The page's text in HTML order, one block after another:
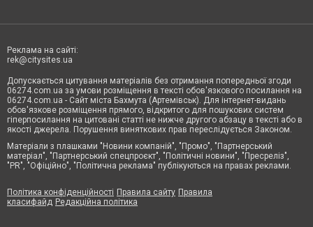
Реклама на сайті:
rek@citysites.ua
Допускається цитування матеріалів без отримання попередньої згоди
06274.com.ua за умови розміщення в тексті обов'язкового посилання на
06274.com.ua - Сайт міста Бахмута (Артемівськ). Для інтернет-видань
обов'язкове розміщення прямого, відкритого для пошукових систем
гіперпосилання на цитовані статті не нижче другого абзацу в тексті або в
якості джерела. Порушення виняткових прав переслідується Законом.
Матеріали з плашками "Новини компаній", "Промо", "Партнерський
матеріал", "Партнерський спецпроєкт", "Політичні новини", "Пресреліз",
"PR", "Офіційно", "Політична реклама" публікуються на правах реклами.
Політика конфіденційності Правила сайту Правила
класифайд Редакційна політика